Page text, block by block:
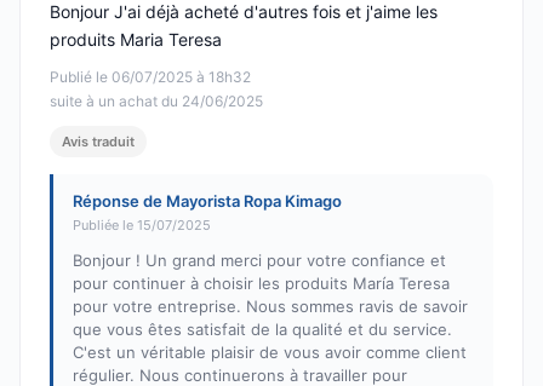
Publié le 06/07/2025 à 18h32
suite à un achat du 24/06/2025
Bonjour J'ai déjà acheté d'autres fois et j'aime les
produits Maria Teresa
Avis traduit
Réponse de Mayorista Ropa Kimago
Publiée le 15/07/2025
Bonjour ! Un grand merci pour votre confiance et
pour continuer à choisir les produits María Teresa
pour votre entreprise. Nous sommes ravis de savoir
que vous êtes satisfait de la qualité et du service.
C'est un véritable plaisir de vous avoir comme client
régulier. Nous continuerons à travailler pour